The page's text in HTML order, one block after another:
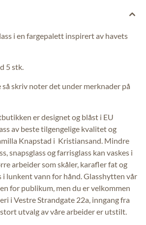
i en fargepalett inspirert av havets
5 stk.
så skriv noter det under merknader på
er designet og blåst i EU
av beste tilgengelige kvalitet og
Knapstad i Kristiansand. Mindre
snapsglass og farrisglass kan vaskes i
arbeider som skåler, karafler fat og
i lunkent vann for hånd. Glasshytten vår
for publikum, men du er velkommen
i Vestre Strandgate 22a, inngang fra
utvalg av våre arbeider er utstilt.